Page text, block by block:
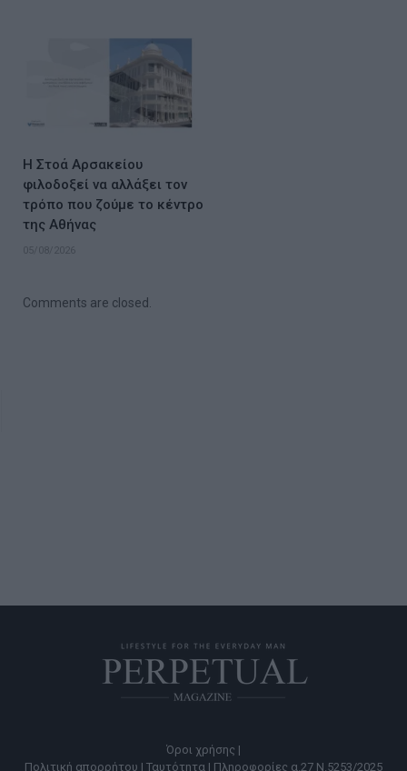
Η Στοά Αρσακείου
φιλοδοξεί να αλλάξει τον
τρόπο που ζούμε το κέντρο
της Αθήνας
05/08/2026
Comments are closed.
Όροι χρήσης |
Πολιτική απορρήτου | Ταυτότητα | Πληροφορίες α.27 Ν.5253/2025